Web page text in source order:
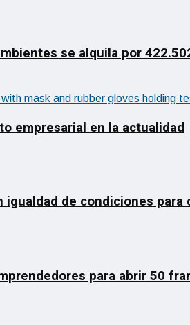
se alquila por
empresarial en la actualidad
de condiciones
para abrir 50